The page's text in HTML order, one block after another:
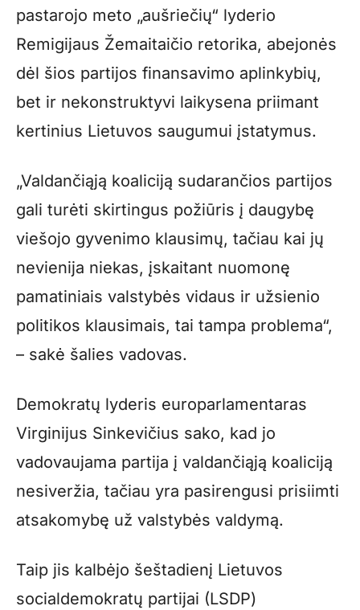
pastarojo meto „aušriečių“ lyderio
Remigijaus Žemaitaičio retorika, abejonės
dėl šios partijos finansavimo aplinkybių,
bet ir nekonstruktyvi laikysena priimant
kertinius Lietuvos saugumui įstatymus.
„Valdančiąją koaliciją sudarančios partijos
gali turėti skirtingus požiūris į daugybę
viešojo gyvenimo klausimų, tačiau kai jų
nevienija niekas, įskaitant nuomonę
pamatiniais valstybės vidaus ir užsienio
politikos klausimais, tai tampa problema“,
– sakė šalies vadovas.
Demokratų lyderis europarlamentaras
Virginijus Sinkevičius sako, kad jo
vadovaujama partija į valdančiąją koaliciją
nesiveržia, tačiau yra pasirengusi prisiimti
atsakomybę už valstybės valdymą.
Taip jis kalbėjo šeštadienį Lietuvos
socialdemokratų partijai (LSDP)